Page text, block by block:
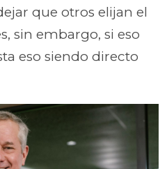
que otros elijan el
sin embargo, si eso
eso siendo directo